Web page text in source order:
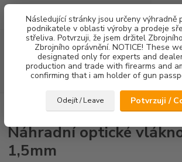
Následující stránky jsou určeny výhradně
podnikatele v oblasti výroby a prodeje
střeliva. Potvrzuji, že jsem držitel
Zbrojního oprávnění. NOTICE! These
designated only for experts and
production and trade with firearms and
confirming that i am holder of gun
Odejít / Leave Potvrzuji /
Náhradní díly Náhradní optické vlákno
Náhradní optické
1,5mm